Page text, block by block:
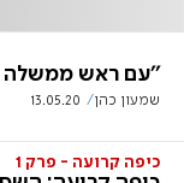
''עם ראש ממשלה
שמעון כהן 13.05.20
כיפה קרועה - פרק 1